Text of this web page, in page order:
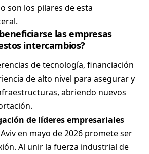
son los pilares de esta
las empresas
intercambios?
de tecnología, financiación
de alto nivel para asegurar y
abriendo nuevos
de líderes empresariales
en mayo de 2026 promete ser
Al unir la fuerza industrial de